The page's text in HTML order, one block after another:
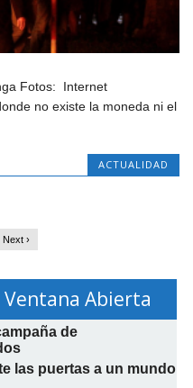
Fotos: Internet
no existe la moneda ni el
ACTUALIDAD
Next ›
Abierta
de
las puertas a un mundo